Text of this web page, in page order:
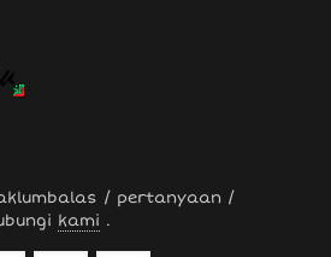
/ pertanyaan /
kami .